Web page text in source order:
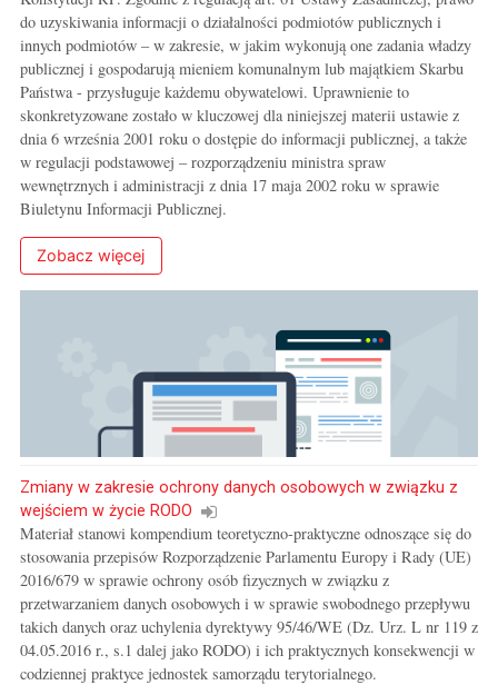
do uzyskiwania informacji o działalności podmiotów publicznych i
innych podmiotów – w zakresie, w jakim wykonują one zadania władzy
publicznej i gospodarują mieniem komunalnym lub majątkiem Skarbu
Państwa - przysługuje każdemu obywatelowi. Uprawnienie to
skonkretyzowane zostało w kluczowej dla niniejszej materii ustawie z
dnia 6 września 2001 roku o dostępie do informacji publicznej, a także
w regulacji podstawowej – rozporządzeniu ministra spraw
wewnętrznych i administracji z dnia 17 maja 2002 roku w sprawie
Biuletynu Informacji Publicznej.
Zobacz więcej
Zmiany w zakresie ochrony danych osobowych w związku z
wejściem w życie RODO
Materiał stanowi kompendium teoretyczno-praktyczne odnoszące się do
stosowania przepisów Rozporządzenie Parlamentu Europy i Rady (UE)
2016/679 w sprawie ochrony osób fizycznych w związku z
przetwarzaniem danych osobowych i w sprawie swobodnego przepływu
takich danych oraz uchylenia dyrektywy 95/46/WE (Dz. Urz. L nr 119 z
04.05.2016 r., s.1 dalej jako RODO) i ich praktycznych konsekwencji w
codziennej praktyce jednostek samorządu terytorialnego.